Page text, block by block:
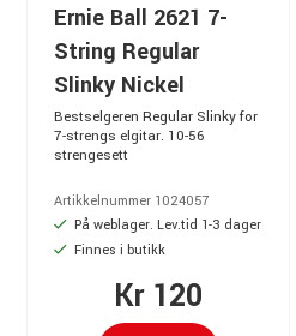
Ernie Ball 2621 7-
String Regular
Slinky Nickel
Bestselgeren Regular Slinky for
7-strengs elgitar. 10-56
strengesett
Artikkelnummer 1024057
På weblager. Lev.tid 1-3 dager
Finnes i butikk
Kr 120